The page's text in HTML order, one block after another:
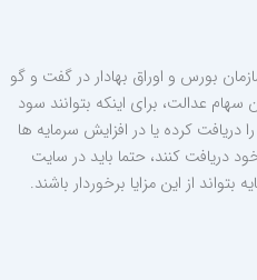
بورس و اوراق بهادار در گفت و گو
سهام عدالت، برای اینکه بتوانند سود
کرده یا در افزایش سرمایه ها
دریافت کنند، حتما باید در سایت
بتواند از این مزایا برخوردار باشند.